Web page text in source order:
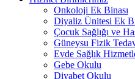
Onkoloji Ek Binası
Diyaliz Ünitesi Ek
Çocuk Sağlığı ve
Güneysu Fizik
Evde Sağlık
Gebe Okulu
Diyabet Okulu